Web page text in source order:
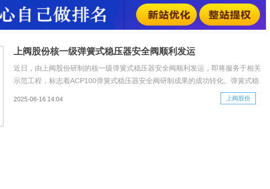
全有着重要意义。本次项目的研制成功与顺利交付，
上阀股份核一级弹簧式稳压器安全阀顺利发运
近日，由上阀股份研制的核一级弹簧式稳压器安全阀顺利发运，即将服务于相关
示范工程，标志着ACP100弹簧式稳压器安全阀研制成果的成功转化。弹簧式稳
压器安全阀作为核电站内唯一的核一级安全阀阀门设备，其位于稳压器顶部，主
要为反应堆冷却剂系统提供超压保护。该项目是核一级弹簧式稳压器安全阀的国
2025-06-16 14:04 上阀股份